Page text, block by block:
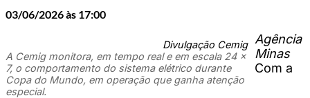
03/06/2026 às 17:00
Divulgação Cemig
A Cemig monitora, em tempo real e em escala 24 x
7, o comportamento do sistema elétrico durante
Copa do Mundo, em operação que ganha atenção
especial.
Agência
Minas
Com a